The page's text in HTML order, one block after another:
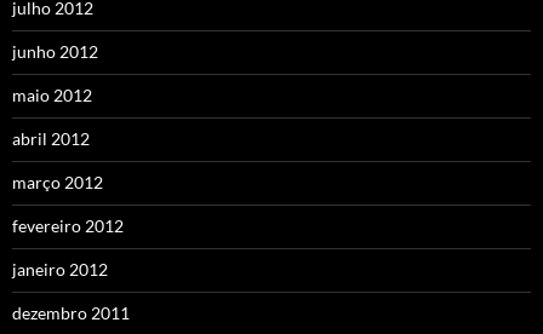
julho 2012
junho 2012
maio 2012
abril 2012
março 2012
fevereiro 2012
janeiro 2012
dezembro 2011